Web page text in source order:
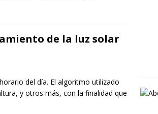
de la luz solar
del día. El algoritmo utilizado
y otros más, con la finalidad que